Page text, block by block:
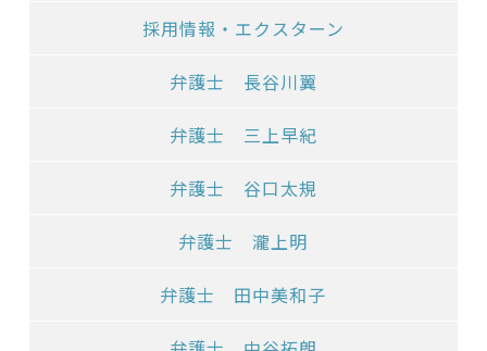
採用情報・エクスターン
弁護士 長谷川翼
弁護士 三上早紀
弁護士 谷口太規
弁護士 瀧上明
弁護士 田中美和子